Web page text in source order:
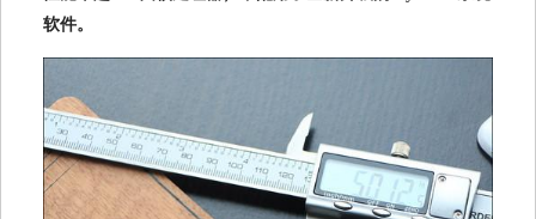
软件。